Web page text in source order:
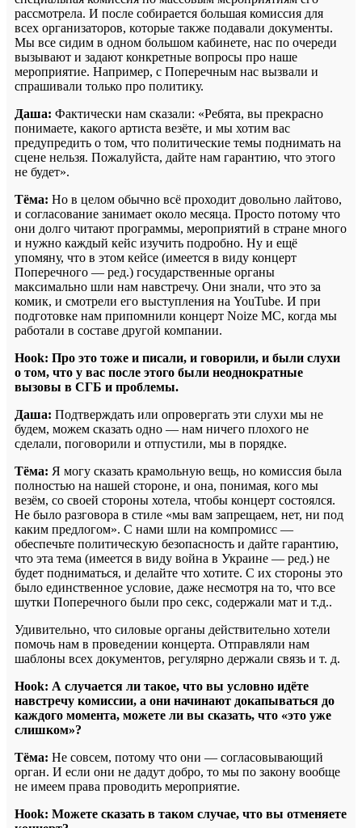
рассмотрела. И после собирается большая комиссия для
всех организаторов, которые также подавали документы.
Мы все сидим в одном большом кабинете, нас по очереди
вызывают и задают конкретные вопросы про наше
мероприятие. Например, с Поперечным нас вызвали и
спрашивали только про политику.
Даша: Фактически нам сказали: «Ребята, вы прекрасно
понимаете, какого артиста везёте, и мы хотим вас
предупредить о том, что политические темы поднимать на
сцене нельзя. Пожалуйста, дайте нам гарантию, что этого
не будет».
Тёма: Но в целом обычно всё проходит довольно лайтово,
и согласование занимает около месяца. Просто потому что
они долго читают программы, мероприятий в стране много
и нужно каждый кейс изучить подробно. Ну и ещё
упомяну, что в этом кейсе (имеется в виду концерт
Поперечного — ред.) государственные органы
максимально шли нам навстречу. Они знали, что это за
комик, и смотрели его выступления на YouTube. И при
подготовке нам припомнили концерт Noize MC, когда мы
работали в составе другой компании.
Hook: Про это тоже и писали, и говорили, и были слухи
о том, что у вас после этого были неоднократные
вызовы в СГБ и проблемы.
Даша: Подтверждать или опровергать эти слухи мы не
будем, можем сказать одно — нам ничего плохого не
сделали, поговорили и отпустили, мы в порядке.
Тёма: Я могу сказать крамольную вещь, но комиссия была
полностью на нашей стороне, и она, понимая, кого мы
везём, со своей стороны хотела, чтобы концерт состоялся.
Не было разговора в стиле «мы вам запрещаем, нет, ни под
каким предлогом». С нами шли на компромисс —
обеспечьте политическую безопасность и дайте гарантию,
что эта тема (имеется в виду война в Украине — ред.) не
будет подниматься, и делайте что хотите. С их стороны это
было единственное условие, даже несмотря на то, что все
шутки Поперечного были про секс, содержали мат и т.д..
Удивительно, что силовые органы действительно хотели
помочь нам в проведении концерта. Отправляли нам
шаблоны всех документов, регулярно держали связь и т. д.
Hook: А случается ли такое, что вы условно идёте
навстречу комиссии, а они начинают докапываться до
каждого момента, можете ли вы сказать, что «это уже
слишком»?
Тёма: Не совсем, потому что они — согласовывающий
орган. И если они не дадут добро, то мы по закону вообще
не имеем права проводить мероприятие.
Hook: Можете сказать в таком случае, что вы отменяете